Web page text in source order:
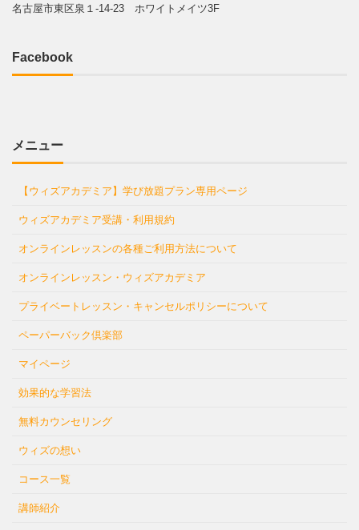
名古屋市東区泉１-14-23 ホワイトメイツ3F
Facebook
メニュー
【ウィズアカデミア】学び放題プラン専用ページ
ウィズアカデミア受講・利用規約
オンラインレッスンの各種ご利用方法について
オンラインレッスン・ウィズアカデミア
プライベートレッスン・キャンセルポリシーについて
ペーパーバック倶楽部
マイページ
効果的な学習法
無料カウンセリング
ウィズの想い
コース一覧
講師紹介